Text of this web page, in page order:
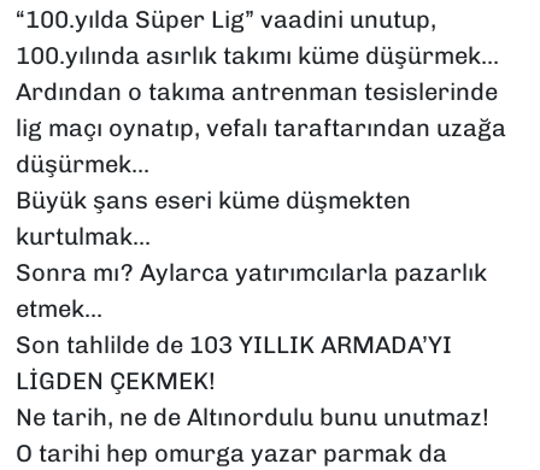
“100.yılda Süper Lig” vaadini unutup,
100.yılında asırlık takımı küme düşürmek...
Ardından o takıma antrenman tesislerinde
lig maçı oynatıp, vefalı taraftarından uzağa
düşürmek...
Büyük şans eseri küme düşmekten
kurtulmak...
Sonra mı? Aylarca yatırımcılarla pazarlık
etmek...
Son tahlilde de 103 YILLIK ARMADA’YI
LİGDEN ÇEKMEK!
Ne tarih, ne de Altınordulu bunu unutmaz!
O tarihi hep omurga yazar parmak da